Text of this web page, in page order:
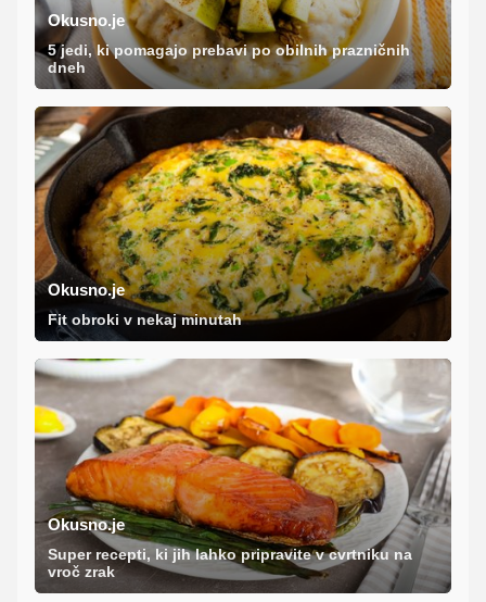
Okusno.je
5 jedi, ki pomagajo prebavi po obilnih prazničnih
dneh
Okusno.je
Fit obroki v nekaj minutah
Okusno.je
Super recepti, ki jih lahko pripravite v cvrtniku na
vroč zrak